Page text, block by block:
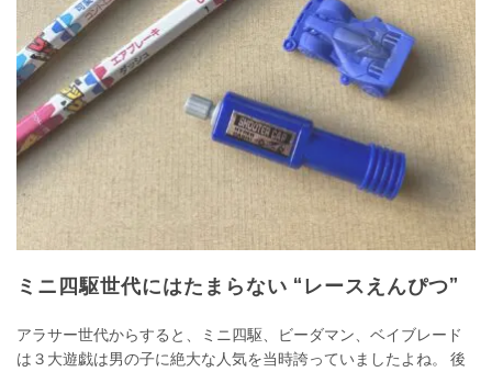
ミニ四駆世代にはたまらない “レースえんぴつ”
アラサー世代からすると、ミニ四駆、ビーダマン、ベイブレード
は３大遊戯は男の子に絶大な人気を当時誇っていましたよね。 後